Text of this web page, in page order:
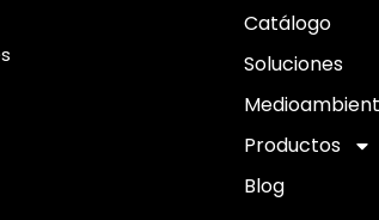
Catálogo
Soluciones
Productos
Blog